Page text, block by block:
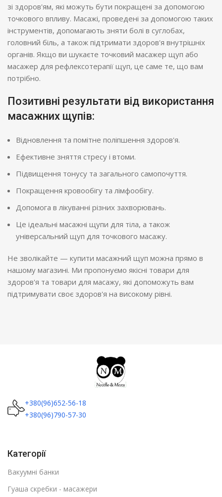
зі здоров'ям, які можуть бути покращені за допомогою
точкового впливу. Масажі, проведені за допомогою таких
інструментів, допомагають зняти болі в суглобах,
головний біль, а також підтримати здоров'я внутрішніх
органів. Якщо ви шукаєте точковий масажер щуп або
масажер для рефлексотерапії щуп, це саме те, що вам
потрібно.
Позитивні результати від використання
масажних щупів:
Відновлення та помітне поліпшення здоров'я.
Ефективне зняття стресу і втоми.
Підвищення тонусу та загального самопочуття.
Покращення кровообігу та лімфообігу.
Допомога в лікуванні різних захворювань.
Це ідеальні масажні щупи для тіла, а також
універсальний щуп для точкового масажу.
Не зволікайте — купити масажний щуп можна прямо в
нашому магазині. Ми пропонуємо якісні товари для
здоров'я та товари для масажу, які допоможуть вам
підтримувати своє здоров'я на високому рівні.
+380(96)652-56-18
+380(96)790-57-30
Категорії
Вакуумні банки
Гуаша скребки - масажери